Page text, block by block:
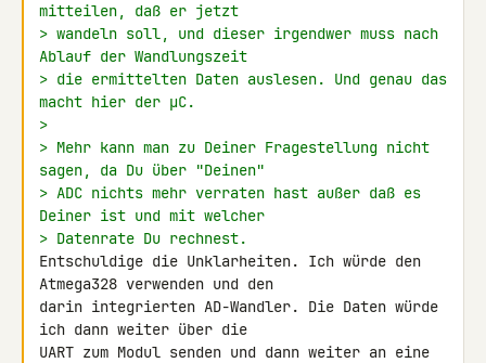
mitteilen, daß er jetzt
> wandeln soll, und dieser irgendwer muss nach
Ablauf der Wandlungszeit
> die ermittelten Daten auslesen. Und genau das
macht hier der µC.
>
> Mehr kann man zu Deiner Fragestellung nicht
sagen, da Du über "Deinen"
> ADC nichts mehr verraten hast außer daß es
Deiner ist und mit welcher
> Datenrate Du rechnest.
Entschuldige die Unklarheiten. Ich würde den
Atmega328 verwenden und den
darin integrierten AD-Wandler. Die Daten würde
ich dann weiter über die
UART zum Modul senden und dann weiter an eine